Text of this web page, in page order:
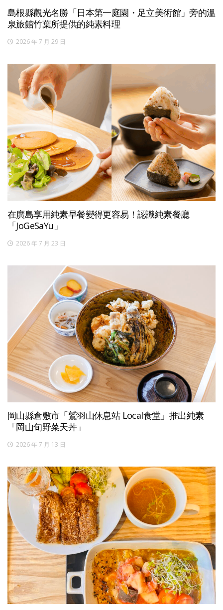
島根縣觀光名勝「日本第一庭園・足立美術館」旁的溫
泉旅館竹葉所提供的純素料理
2026 年 7 月 29 日
在廣島享用純素早餐變得更容易！認識純素餐廳
「JoGeSaYu」
2026 年 7 月 23 日
岡山縣倉敷市「鷲羽山休息站 Local食堂」推出純素
「岡山旬野菜天丼」
2026 年 7 月 13 日